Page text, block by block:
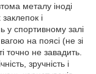
металу іноді
і
у спортивному залі
на поясі (не зі
точно не завадить.
зручність і